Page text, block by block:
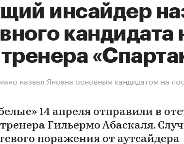
инсайдер
кандидата
назвал Янсена основным кандидатом на
14 апреля отправили в
Гильермо Абаскаля.
поражения от аутсайдера